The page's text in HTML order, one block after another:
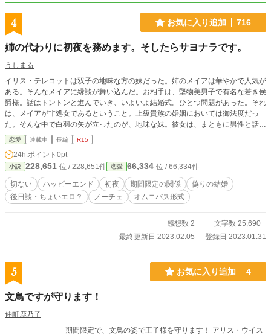
4 お気に入り追加 716
姉の代わりに初夜を務めます。そしたらサヨナラです。
うしまる
イリス・テレコットは双子の地味な方の妹だった。姉のメイアは華やかで人気が
ある。そんなメイアに縁談が舞い込んだ。お相手は、堅物美男子で有名な若き侯
爵様。話はトントンと進んでいき、いよいよ結婚式。ひとつ問題があった。それ
は、メイアが非処女であるということ。上級貴族の婚姻においては御法度だっ
た。そんな中で白羽の矢が立ったのが、地味な妹。彼女は、まともに男性と話し
たことすらなかったのだ。元々、何をしても出来の悪かったイリスの婚姻は殆ど
諦められていた。そんな両親は、これ好機とイリスを送り出す。 初夜だけ務め
て戻れと言い渡してーー
恋愛 連載中 長編 R15
24h.ポイント 0pt
小説 228,651 位 / 228,651件 恋愛 66,334 位 / 66,334件
切ない ハッピーエンド 初夜 期間限定の関係
偽りの結婚
後日談・ちょいエロ？
ノーチェ オムニバス形式
感想数 2
文字数 25,690
最終更新日 2023.02.05
登録日 2023.01.31
5 お気に入り追加 4
文鳥ですが守ります！
仲町鹿乃子
期間限定で、文鳥の姿で王子様を守ります！ アリス・ウイス